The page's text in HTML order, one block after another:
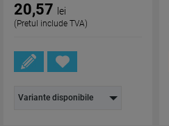
20,57 lei
(Pretul include TVA)
Variante disponibile